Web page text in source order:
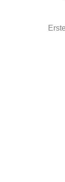
Erste